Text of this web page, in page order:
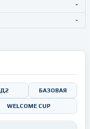
-
-
Д2 БАЗОВАЯ
WELCOME CUP